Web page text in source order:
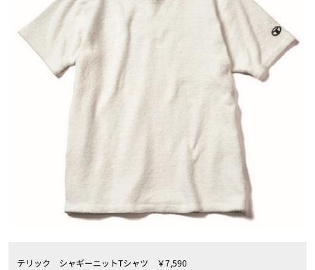
テリック シャギーニットTシャツ ￥7,590